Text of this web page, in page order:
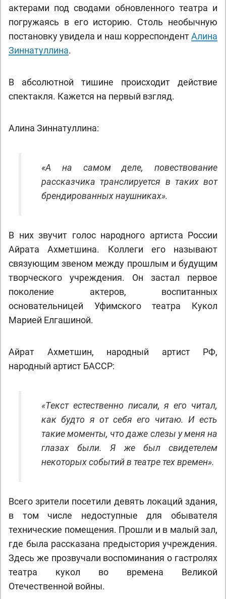
актерами под сводами обновленного театра и
погружаясь в его историю. Столь необычную
постановку увидела и наш корреспондентАлина
Зиннатуллина.
В абсолютной тишине происходит действие
спектакля. Кажется на первый взгляд.
Алина Зиннатуллина:
«А на самом деле, повествование
рассказчика транслируется в таких вот
брендированных наушниках».
В них звучит голос народного артиста России
Айрата Ахметшина. Коллеги его называют
связующим звеном между прошлым и будущим
творческого учреждения. Он застал первое
поколение актеров, воспитанных
основательницей Уфимского театра Кукол
Марией Елгашиной.
Айрат Ахметшин, народный артист РФ,
народный артист БАССР:
«Текст естественно писали, я его читал,
как будто я от себя его читаю. И есть
такие моменты, что даже слезы у меня на
глазах были. Я же был свидетелем
некоторых событий в театре тех времен».
Всего зрители посетили девять локаций здания,
в том числе недоступные для обывателя
технические помещения. Прошли и в малый зал,
где была рассказана предыстория учреждения.
Здесь же прозвучали воспоминания о гастролях
театра кукол во времена Великой
Отечественной войны.